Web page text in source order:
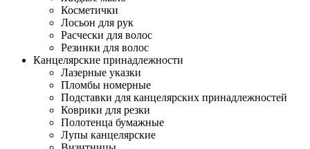
Косметички
Лосьон для рук
Расчески для волос
Резинки для волос
Канцелярские принадлежности
Лазерные указки
Пломбы номерные
Подставки для канцелярских принадлежностей
Коврики для резки
Полотенца бумажные
Лупы канцелярские